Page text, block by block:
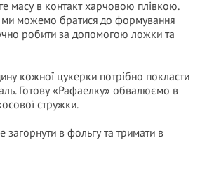
масу в контакт харчовою плівкою.
ми можемо братися до формування
робити за допомогою ложки та
кожної цукерки потрібно покласти
Готову «Рафаелку» обвалюємо в
стружки.
загорнути в фольгу та тримати в